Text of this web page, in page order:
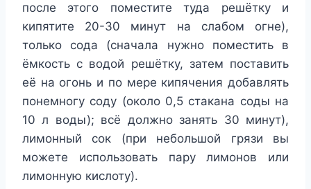
после этого поместите туда решётку и
кипятите 20-30 минут на слабом огне),
только сода (сначала нужно поместить в
ёмкость с водой решётку, затем поставить
её на огонь и по мере кипячения добавлять
понемногу соду (около 0,5 стакана соды на
10 л воды); всё должно занять 30 минут),
лимонный сок (при небольшой грязи вы
можете использовать пару лимонов или
лимонную кислоту).